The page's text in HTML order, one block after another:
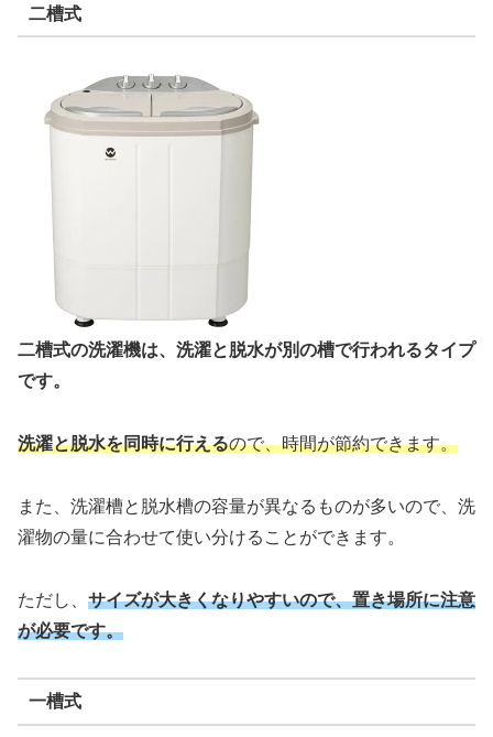
二槽式
二槽式の洗濯機は、洗濯と脱水が別の槽で行われるタイプ
です。
洗濯と脱水を同時に行えるので、時間が節約できます。
また、洗濯槽と脱水槽の容量が異なるものが多いので、洗
濯物の量に合わせて使い分けることができます。
ただし、 サイズが大きくなりやすいので、置き場所に注意
が必要です。
一槽式